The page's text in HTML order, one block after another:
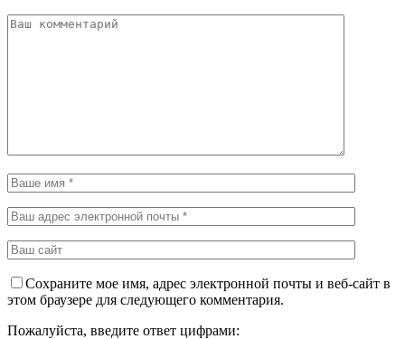
Сохраните мое имя, адрес электронной почты и веб-сайт в
этом браузере для следующего комментария.
Пожалуйста, введите ответ цифрами: